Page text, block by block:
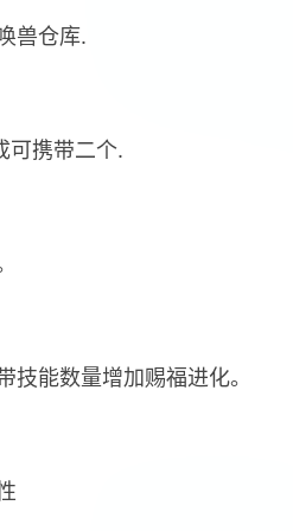
兽仓库.
可携带二个.
能数量增加赐福进化。